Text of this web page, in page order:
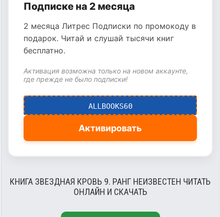
Подписке на 2 месяца
2 месяца Литрес Подписки по промокоду в
подарок. Читай и слушай тысячи книг
бесплатно.
Активация возможна только на новом аккаунте,
где прежде не было подписки!
ALLBOOKS60
Активировать
КНИГА ЗВЕЗДНАЯ КРОВЬ 9. РАНГ НЕИЗВЕСТЕН ЧИТАТЬ
ОНЛАЙН И СКАЧАТЬ